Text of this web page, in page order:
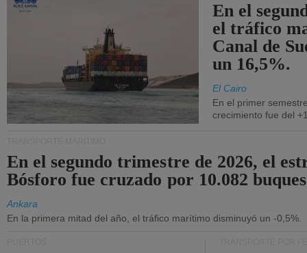
En el
el tráfico
Canal de
un 16,5%.
El Cairo
En el primer
crecimiento fue del
En el segundo trimestre de 2026, el
Bósforo fue cruzado por 10.082
Ankara
En la primera mitad del año, el tráfico marítimo disminuyó un -0,5%.